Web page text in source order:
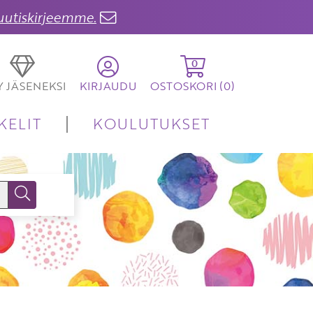
JÄSENEKSI KIRJAUDU
0
OSTOSKORI (0)
KOULUTUKSET